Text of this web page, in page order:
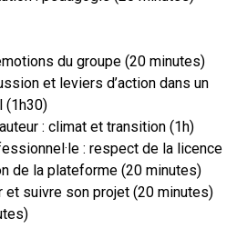
du groupe (20 minutes)
et leviers d’action dans un
(1h30)
: climat et transition (1h)
: respect de la licence
de la plateforme (20 minutes)
et suivre son projet (20 minutes)